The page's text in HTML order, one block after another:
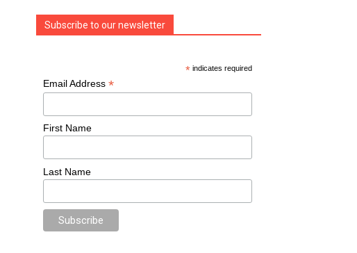
Subscribe to our newsletter
* indicates required
Email Address *
First Name
Last Name